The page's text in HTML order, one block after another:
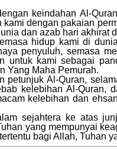
keindahan Al-
kami dengan pakaian
dan azab hari akhirat
hidup kami di
penyuluh, semasa
untuk kami sebagai
Yang Maha Pemurah.
petunjuk Al-Quran,
kelebihan Al-Quran,
kelebihan dan
sejahtera ke atas
yang mempunyai
bagi Allah, Tuhan